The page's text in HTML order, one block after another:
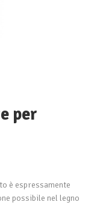
per
è espressamente
possibile nel legno